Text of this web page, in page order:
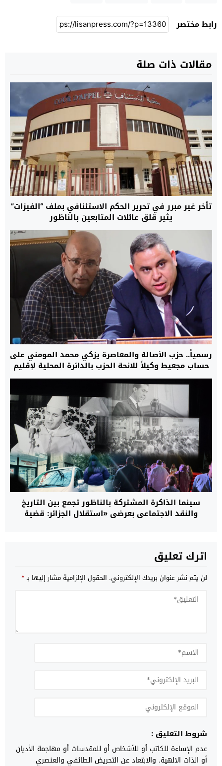
رابط مختصر
مقالات ذات صلة
تأخر غير مبرر في تحرير الحكم الاستئنافي بملف “الفيزات”
يثير قلق عائلات المتابعين بالناظور
رسمياً.. حزب الأصالة والمعاصرة يزكي محمد المومني على
حساب مجعيط وكيلاً للائحة الحزب بالدائرة المحلية لإقليم
الناظور
سينما الذاكرة المشتركة بالناظور تجمع بين التاريخ
والنقد الاجتماعي بعرضي «استقلال الجزائر: قضية
اترك تعليق
لن يتم نشر عنوان بريدك الإلكتروني. الحقول الإلزامية مشار إليها بـ*
شروط التعليق :
عدم الإساءة للكاتب أو للأشخاص أو للمقدسات أو مهاجمة الأديان
أو الذات الالهية. والابتعاد عن التحريض الطائفي والعنصري